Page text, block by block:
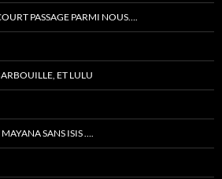
PASSAGE PARMI NOUS….
ET LULU
SANS ISIS ….